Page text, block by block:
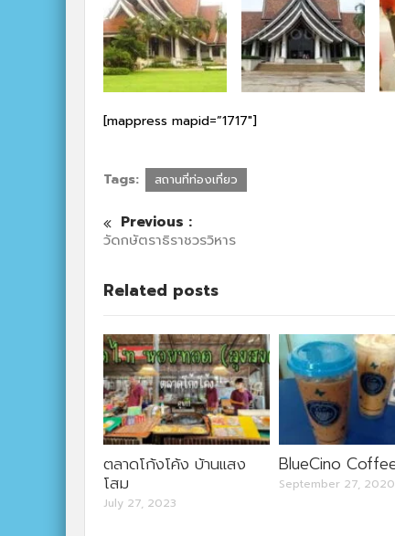
[mappress mapid=”1717″]
Tags: สถานที่ท่องเที่ยว
Previous :
วัดกษัตราธิราชวรวิหาร
Related posts
ตลาดโก้งโค้ง บ้านแสง
โสม
July 27, 2023
BlueCino
September 27, 2020